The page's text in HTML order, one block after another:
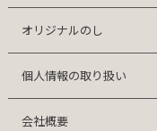
オリジナルのし
個人情報の取り扱い
会社概要